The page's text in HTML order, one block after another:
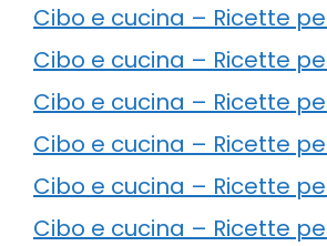
Cibo e cucina – Ricette
Cibo e cucina – Ricette
Cibo e cucina – Ricette
Cibo e cucina – Ricette
Cibo e cucina – Ricette
Cibo e cucina – Ricette